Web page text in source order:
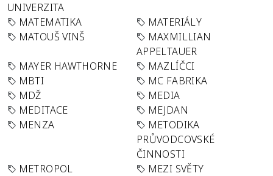
UNIVERZITA
MATEMATIKA
MATERIÁLY
MATOUŠ VINŠ
MAXMILLIAN
APPELTAUER
MAYER HAWTHORNE
MAZLÍČCI
MBTI
MC FABRIKA
MDŽ
MEDIA
MEDITACE
MEJDAN
MENZA
METODIKA
PRŮVODCOVSKÉ
ČINNOSTI
METROPOL
MEZI SVĚTY